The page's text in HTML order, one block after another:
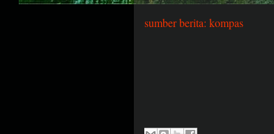
sumber berita: kompas